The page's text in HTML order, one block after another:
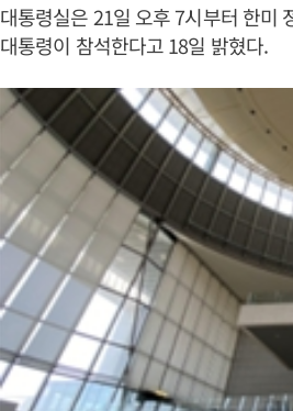
대통령실은 21일 오후 7시부터 한미
대통령이 참석한다고 18일 밝혔다.